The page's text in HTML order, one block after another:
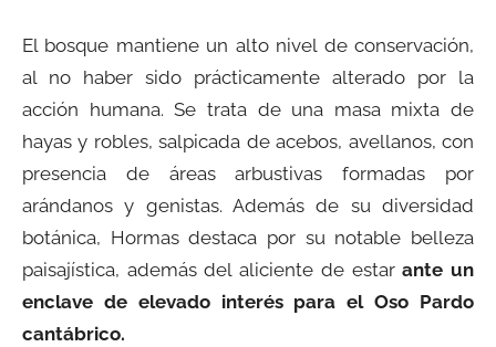
El bosque mantiene un alto nivel de conservación,
al no haber sido prácticamente alterado por la
acción humana. Se trata de una masa mixta de
hayas y robles, salpicada de acebos, avellanos, con
presencia de áreas arbustivas formadas por
arándanos y genistas. Además de su diversidad
botánica, Hormas destaca por su notable belleza
paisajística, además del aliciente de estarante un
enclave de elevado interés para el Oso Pardo
cantábrico.